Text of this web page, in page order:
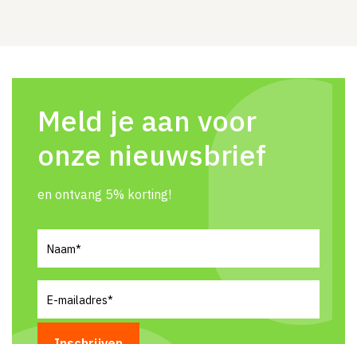
Meld je aan voor
onze nieuwsbrief
en ontvang 5% korting!
mailadres(Vereist)